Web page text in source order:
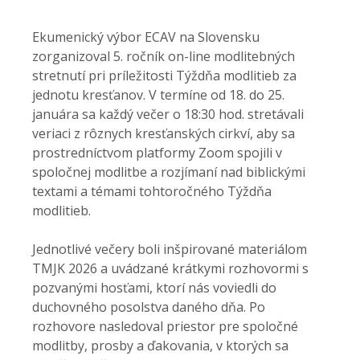
Ekumenický výbor ECAV na Slovensku
zorganizoval 5. ročník on-line modlitebných
stretnutí pri príležitosti Týždňa modlitieb za
jednotu kresťanov. V termíne od 18. do 25.
januára sa každý večer o 18:30 hod. stretávali
veriaci z rôznych kresťanských cirkví, aby sa
prostredníctvom platformy Zoom spojili v
spoločnej modlitbe a rozjímaní nad biblickými
textami a témami tohtoročného Týždňa
modlitieb.
Jednotlivé večery boli inšpirované materiálom
TMJK 2026 a uvádzané krátkymi rozhovormi s
pozvanými hosťami, ktorí nás voviedli do
duchovného posolstva daného dňa. Po
rozhovore nasledoval priestor pre spoločné
modlitby, prosby a ďakovania, v ktorých sa